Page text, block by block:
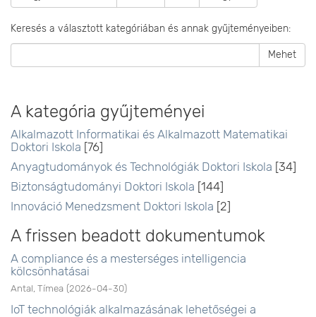
Keresés a választott kategóriában és annak gyűjteményeiben:
Mehet
A kategória gyűjteményei
Alkalmazott Informatikai és Alkalmazott Matematikai
Doktori Iskola [76]
Anyagtudományok és Technológiák Doktori Iskola [34]
Biztonságtudományi Doktori Iskola [144]
Innováció Menedzsment Doktori Iskola [2]
A frissen beadott dokumentumok
A compliance és a mesterséges intelligencia
kölcsönhatásai
Antal, Tímea (2026-04-30)
IoT technológiák alkalmazásának lehetőségei a